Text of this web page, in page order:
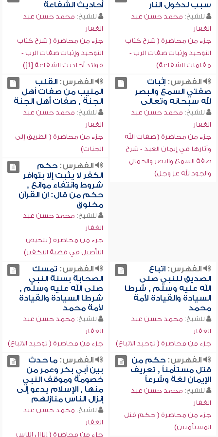
سبب لدخول النار
للشيخ: محمد حسن عبد
الغفار
جزء من محاضرة ( شرح كتاب
التوحيد وإثبات صفات الرب -
مقامات الشفاعة)
أحاديث الشفاعة
للشيخ: محمد حسن عبد
الغفار
جزء من محاضرة ( شرح كتاب
التوحيد وإثبات صفات الرب -
فوائد أحاديث الشفاعة [1])
الفهرس:إثبات
صفتي السمع والبصر
لله سبحانه وتعالى
للشيخ: محمد حسن عبد
الغفار
جزء من محاضرة ( صفات الله
وآثارها في إيمان العبد - شرح
صفة السمع والبصر والجمال
والجود لله عز وجل)
الفهرس:القلب
المنيب من صفات أهل
الجنة , صفات أهل الجنة
للشيخ: محمد حسن عبد
الغفار
جزء من محاضرة ( الطريق إلى
الجنات)
الفهرس:حكم
الكفر لا يثبت إلا بتوافر
شروط وانتفاء موانع ,
حكم من قال: إن القرآن
مخلوق
للشيخ: محمد حسن عبد
الغفار
جزء من محاضرة ( تلخيص
التأصيل في قضية التكفير)
الفهرس:اتباع
الصديق للنبي صلى
الله عليه وسلم , شرطا
السيادة والقيادة لأمة
محمد
للشيخ: محمد حسن عبد
الغفار
جزء من محاضرة ( توحيد الاتباع)
الفهرس: تمسك
الصحابة بسنة النبي
صلى الله عليه وسلم ,
شرطا السيادة والقيادة
لأمة محمد
للشيخ: محمد حسن عبد
الغفار
جزء من محاضرة ( توحيد الاتباع)
الفهرس:حكم من
قتل مستأمناً , تعريف
الإيمان لغة وشرعاً
للشيخ: محمد حسن عبد
الغفار
جزء من محاضرة ( حكم قتل
المستأمنين)
الفهرس:ما حدث
بين أبي بكر وعمر من
خصومة وموقف النبي
منها , الإسلام يدعو إلى
إنزال الناس منازلهم
للشيخ: محمد حسن عبد
الغفار
جزء من محاضرة ( إنزال الناس